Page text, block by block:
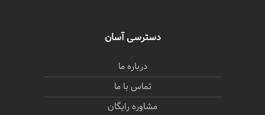
دسترسی آسان
درباره ما
تماس با ما
مشاوره رایگان